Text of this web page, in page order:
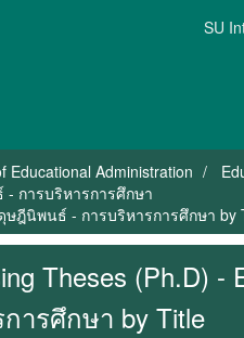
SU
Educational Administration
- การบริหารการศึกษา
ษฎีนิพนธ์ - การบริหารการศึกษา by
Theses (Ph.D)
ารศึกษา by Title